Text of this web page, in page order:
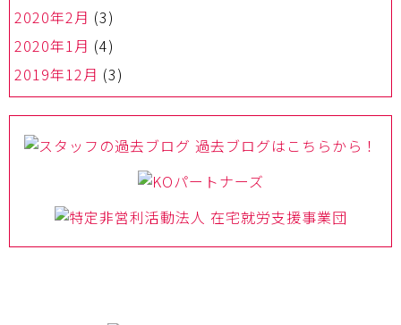
2020年2月 (3)
2020年1月 (4)
2019年12月 (3)